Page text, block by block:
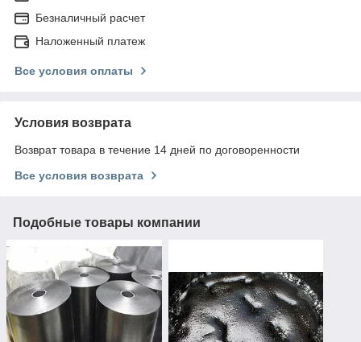
Безналичный расчет
Наложенный платеж
Все условия оплаты
Условия возврата
Возврат товара в течение 14 дней по договоренности
Все условия возврата
Подобные товары компании